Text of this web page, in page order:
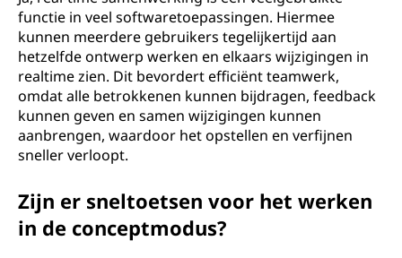
functie in veel softwaretoepassingen. Hiermee
kunnen meerdere gebruikers tegelijkertijd aan
hetzelfde ontwerp werken en elkaars wijzigingen in
realtime zien. Dit bevordert efficiënt teamwerk,
omdat alle betrokkenen kunnen bijdragen, feedback
kunnen geven en samen wijzigingen kunnen
aanbrengen, waardoor het opstellen en verfijnen
sneller verloopt.
Zijn er sneltoetsen voor het werken
in de conceptmodus?